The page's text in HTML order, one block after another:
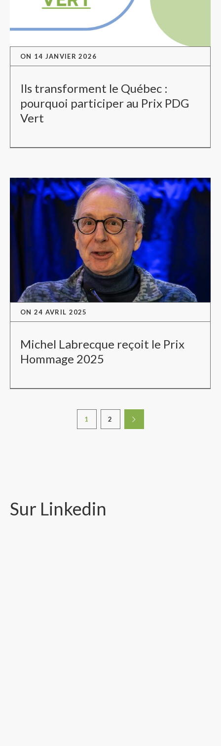
ON 14 JANVIER 2026
Ils transforment le Québec :
pourquoi participer au Prix PDG
Vert
ON 24 AVRIL 2025
Michel Labrecque reçoit le Prix
Hommage 2025
1 2
Sur Linkedin